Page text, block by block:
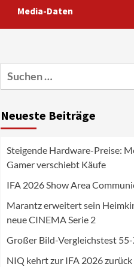
Media-Daten
Suchen
nach:
Neueste Beiträge
Steigende Hardware-Preise:
Gamer verschiebt Käufe
IFA 2026 Show Area
Marantz erweitert sein
neue CINEMA Serie 2
Großer Bild-Vergleichstest
NIQ kehrt zur IFA 2026
Marantz
4
News aus
55-Zoll
5
Wirtschaft
NIQ kehrt
6
Aktuell
in
Märkten